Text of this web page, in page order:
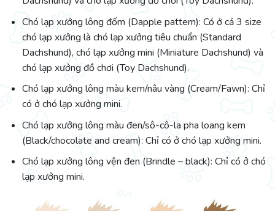
Chó lạp xưởng lông đốm (Dapple pattern): Có ở cả 3 size
chó lạp xưởng là chó lạp xưởng tiêu chuẩn (Standard
Dachshund), chó lạp xưởng mini (Miniature Dachshund) và
chó lạp xưởng đồ chơi (Toy Dachshund).
Chó lạp xưởng lông màu kem/nâu vàng (Cream/Fawn): Chỉ
có ở chó lạp xưởng mini.
Chó lạp xưởng lông màu đen/sô-cô-la pha loang kem
(Black/chocolate and cream): Chỉ có ở chó lạp xưởng mini.
Chó lạp xưởng lông vện đen (Brindle – black): Chỉ có ở chó
lạp xưởng mini.